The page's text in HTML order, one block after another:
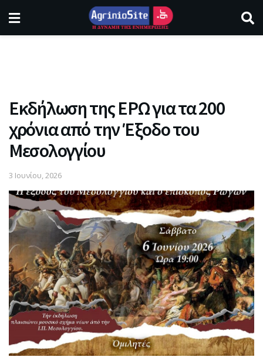
Εκδήλωση της ΕΡΩ για τα 200
χρόνια από την Έξοδο του
Μεσολογγίου
3 Ιουνίου, 2026